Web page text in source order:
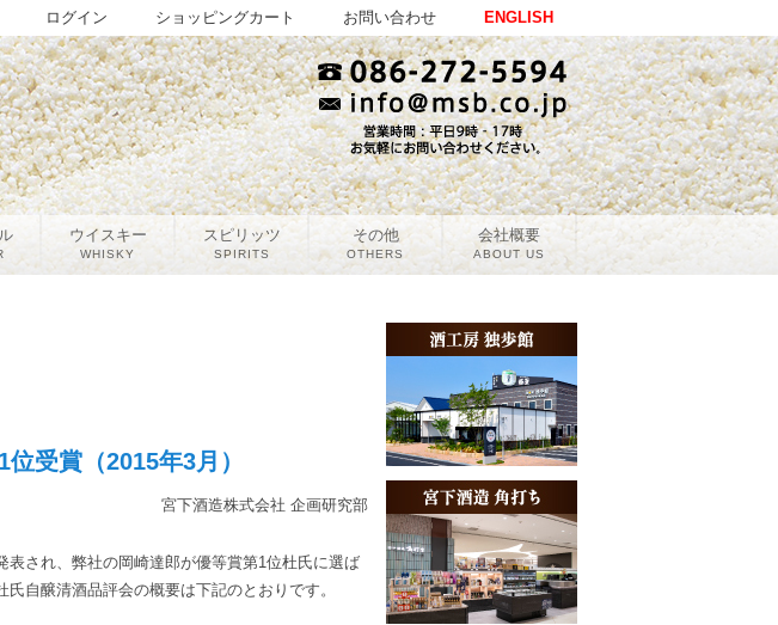
受賞（2015年3月）
宮下酒造株式会社 企画研究部
され、弊社の岡崎達郎が優等賞第1位杜氏に選ば
自醸清酒品評会の概要は下記のとおりです。
ウイスキー
WHISKY
スピリッツ
SPIRITS
その他
OTHERS
会社概要
ABOUT US
ENGLISH
お問い合わせ
ショッピングカート
ログイン